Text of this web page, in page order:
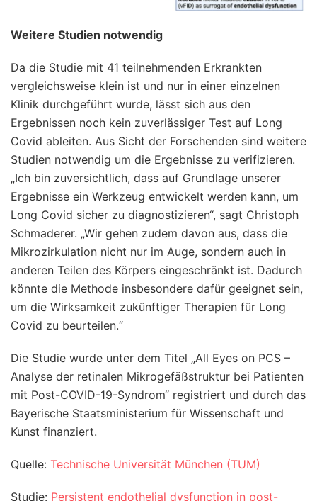
Weitere Studien notwendig
Da die Studie mit 41 teilnehmenden Erkrankten
vergleichsweise klein ist und nur in einer einzelnen
Klinik durchgeführt wurde, lässt sich aus den
Ergebnissen noch kein zuverlässiger Test auf Long
Covid ableiten. Aus Sicht der Forschenden sind weitere
Studien notwendig um die Ergebnisse zu verifizieren.
„Ich bin zuversichtlich, dass auf Grundlage unserer
Ergebnisse ein Werkzeug entwickelt werden kann, um
Long Covid sicher zu diagnostizieren“, sagt Christoph
Schmaderer. „Wir gehen zudem davon aus, dass die
Mikrozirkulation nicht nur im Auge, sondern auch in
anderen Teilen des Körpers eingeschränkt ist. Dadurch
könnte die Methode insbesondere dafür geeignet sein,
um die Wirksamkeit zukünftiger Therapien für Long
Covid zu beurteilen.“
Die Studie wurde unter dem Titel „All Eyes on PCS –
Analyse der retinalen Mikrogefäßstruktur bei Patienten
mit Post-COVID-19-Syndrom“ registriert und durch das
Bayerische Staatsministerium für Wissenschaft und
Kunst finanziert.
Quelle: Technische Universität München (TUM)
Studie: Persistent endothelial dysfunction in post-